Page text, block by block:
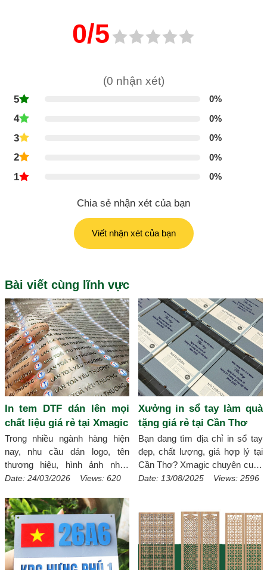
0/5
(0 nhận xét)
5 0%
4 0%
3 0%
2 0%
1 0%
Chia sẻ nhận xét của bạn
Viết nhận xét của bạn
Bài viết cùng lĩnh vực
In tem DTF dán lên mọi
chất liệu giá rẻ tại Xmagic
Trong nhiều ngành hàng hiện
nay, nhu cầu dán logo, tên
thương hiệu, hình ảnh nhận
diện lên sản phẩm ngày càng
tiếp lên từng bề mặt, nhiều shop
và doanh nghiệp đang chuyển
sang giải pháp In tem DTF dán
lên mọi chất liệu vì tính linh
hoạt, đẹp mắt và tiết kiệm chi
Date: 24/03/2026 Views: 620
Xưởng in sổ tay làm quà
tặng giá rẻ tại Cần Thơ
Bạn đang tìm địa chỉ in sổ tay
đẹp, chất lượng, giá hợp lý tại
Cần Thơ? Xmagic chuyên cung
cấp dịch vụ in sổ tay giá rẻ theo
sang trọng, sổ tay bìa cứng, sổ
lò xo tiện dụng đến sổ
handmade độc đáo. Với công
nghệ in hiện đại, thiết kế miễn
Date: 13/08/2025 Views: 2596